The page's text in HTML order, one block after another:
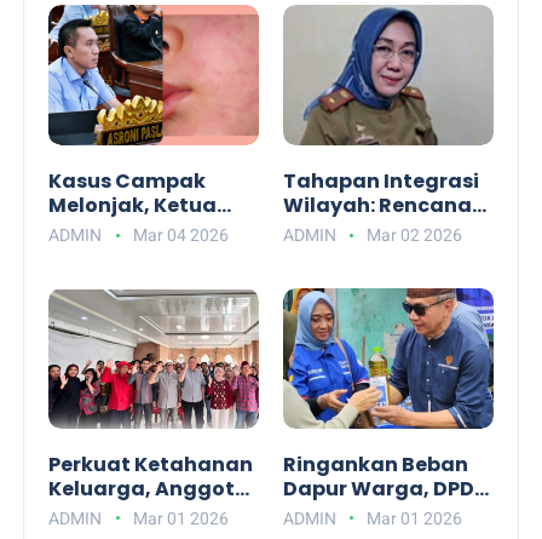
Ratusan Petugas
Kebersihan
Kasus Campak
Melonjak, Ketua
Komisi IV DPRD
Pemerintah Kota
Bertindak Cepat
dan Transparan
ADMIN Mar 04 2026
Tahapan Integrasi
Wilayah: Rencana
Pemindahan 9 Desa
Menanti
Persetujuan DPRD
ADMIN Mar 02 2026
Perkuat Ketahanan
Keluarga, Anggota
Komisi III DPR RI
ADMIN Mar 01 2026
Ringankan Beban
Dapur Warga, DPD
PAN Bandar
ADMIN Mar 01 2026